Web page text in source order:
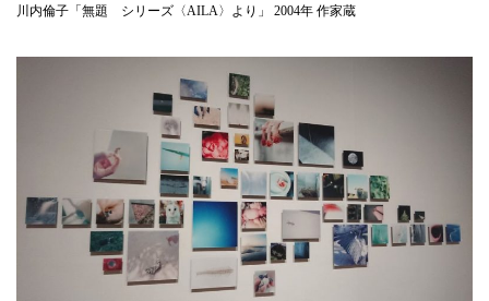
川内倫子「無題 シリーズ〈AILA〉より」 2004年 作家蔵